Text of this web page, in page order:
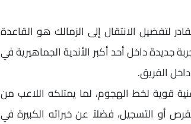
لتفضيل الانتقال إلى الزمالك هو القاعدة
جديدة داخل أحد أكبر الأندية الجماهيرية في
الفريق.
قوية لخط الهجوم، لما يمتلكه اللاعب من
أو التسجيل، فضلاً عن خبراته الكبيرة في